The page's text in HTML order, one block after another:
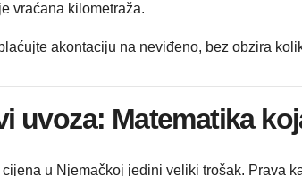
vraćana kilometraža.
akontaciju na neviđeno, bez obzira
uvoza: Matematika
u Njemačkoj jedini veliki trošak. Prava